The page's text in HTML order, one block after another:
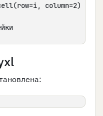
column=2)